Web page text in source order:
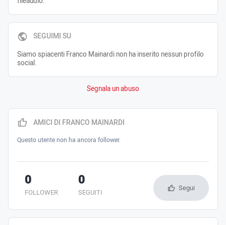
SEGUIMI SU
Siamo spiacenti Franco Mainardi non ha inserito nessun profilo
social.
Segnala un abuso
AMICI DI FRANCO MAINARDI
Questo utente non ha ancora follower.
FOLLOWER
0
SEGUITI
0 Segui